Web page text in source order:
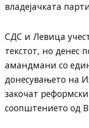
владејачката
СДС и Левица
текстот, но денес
амандмани со
донесувањето на
закочат
соопштението од